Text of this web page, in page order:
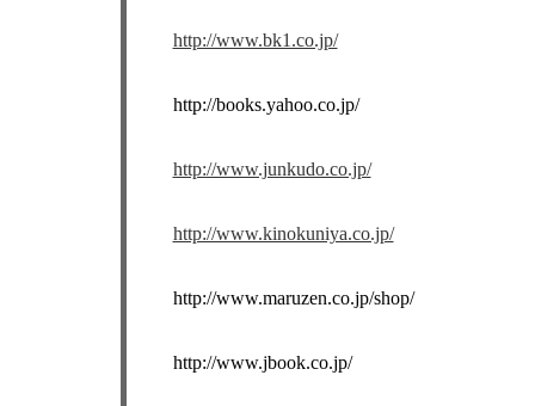
http://www.bk1.co.jp/
http://books.yahoo.co.jp/
http://www.junkudo.co.jp/
http://www.kinokuniya.co.jp/
http://www.maruzen.co.jp/shop/
http://www.jbook.co.jp/